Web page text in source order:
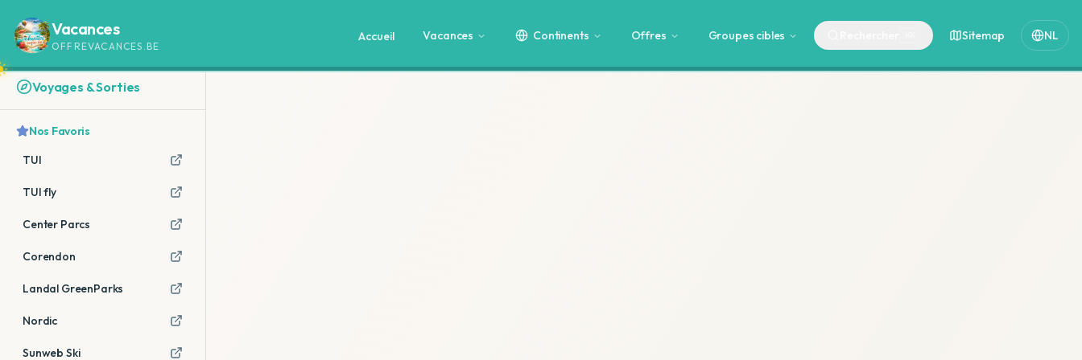
Vacances
OFFREVACANCES.BE
Accueil Vacances Continents Offres Groupes cibles Sitemap NL
Voyages & Sorties
Nos Favoris
TUI
TUI fly
Center Parcs
Corendon
Landal GreenParks
Nordic
Sunweb Ski